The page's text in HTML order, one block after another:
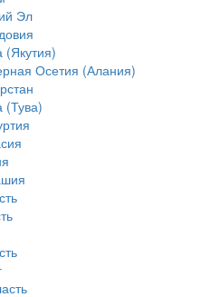
Эл
(Якутия)
Осетия (Алания)
(Тува)